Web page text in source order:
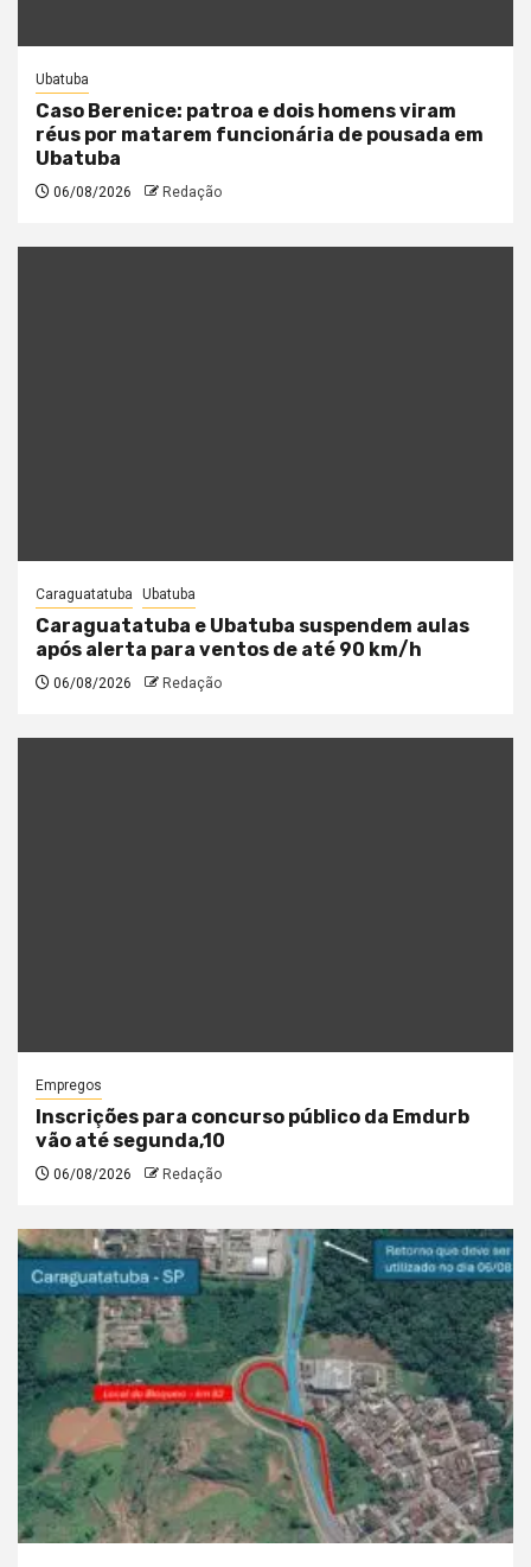
Ubatuba
Caso Berenice: patroa e dois homens viram
réus por matarem funcionária de pousada em
Ubatuba
06/08/2026 Redação
Caraguatatuba Ubatuba
Caraguatatuba e Ubatuba suspendem aulas
após alerta para ventos de até 90 km/h
06/08/2026 Redação
Empregos
Inscrições para concurso público da Emdurb
vão até segunda,10
06/08/2026 Redação